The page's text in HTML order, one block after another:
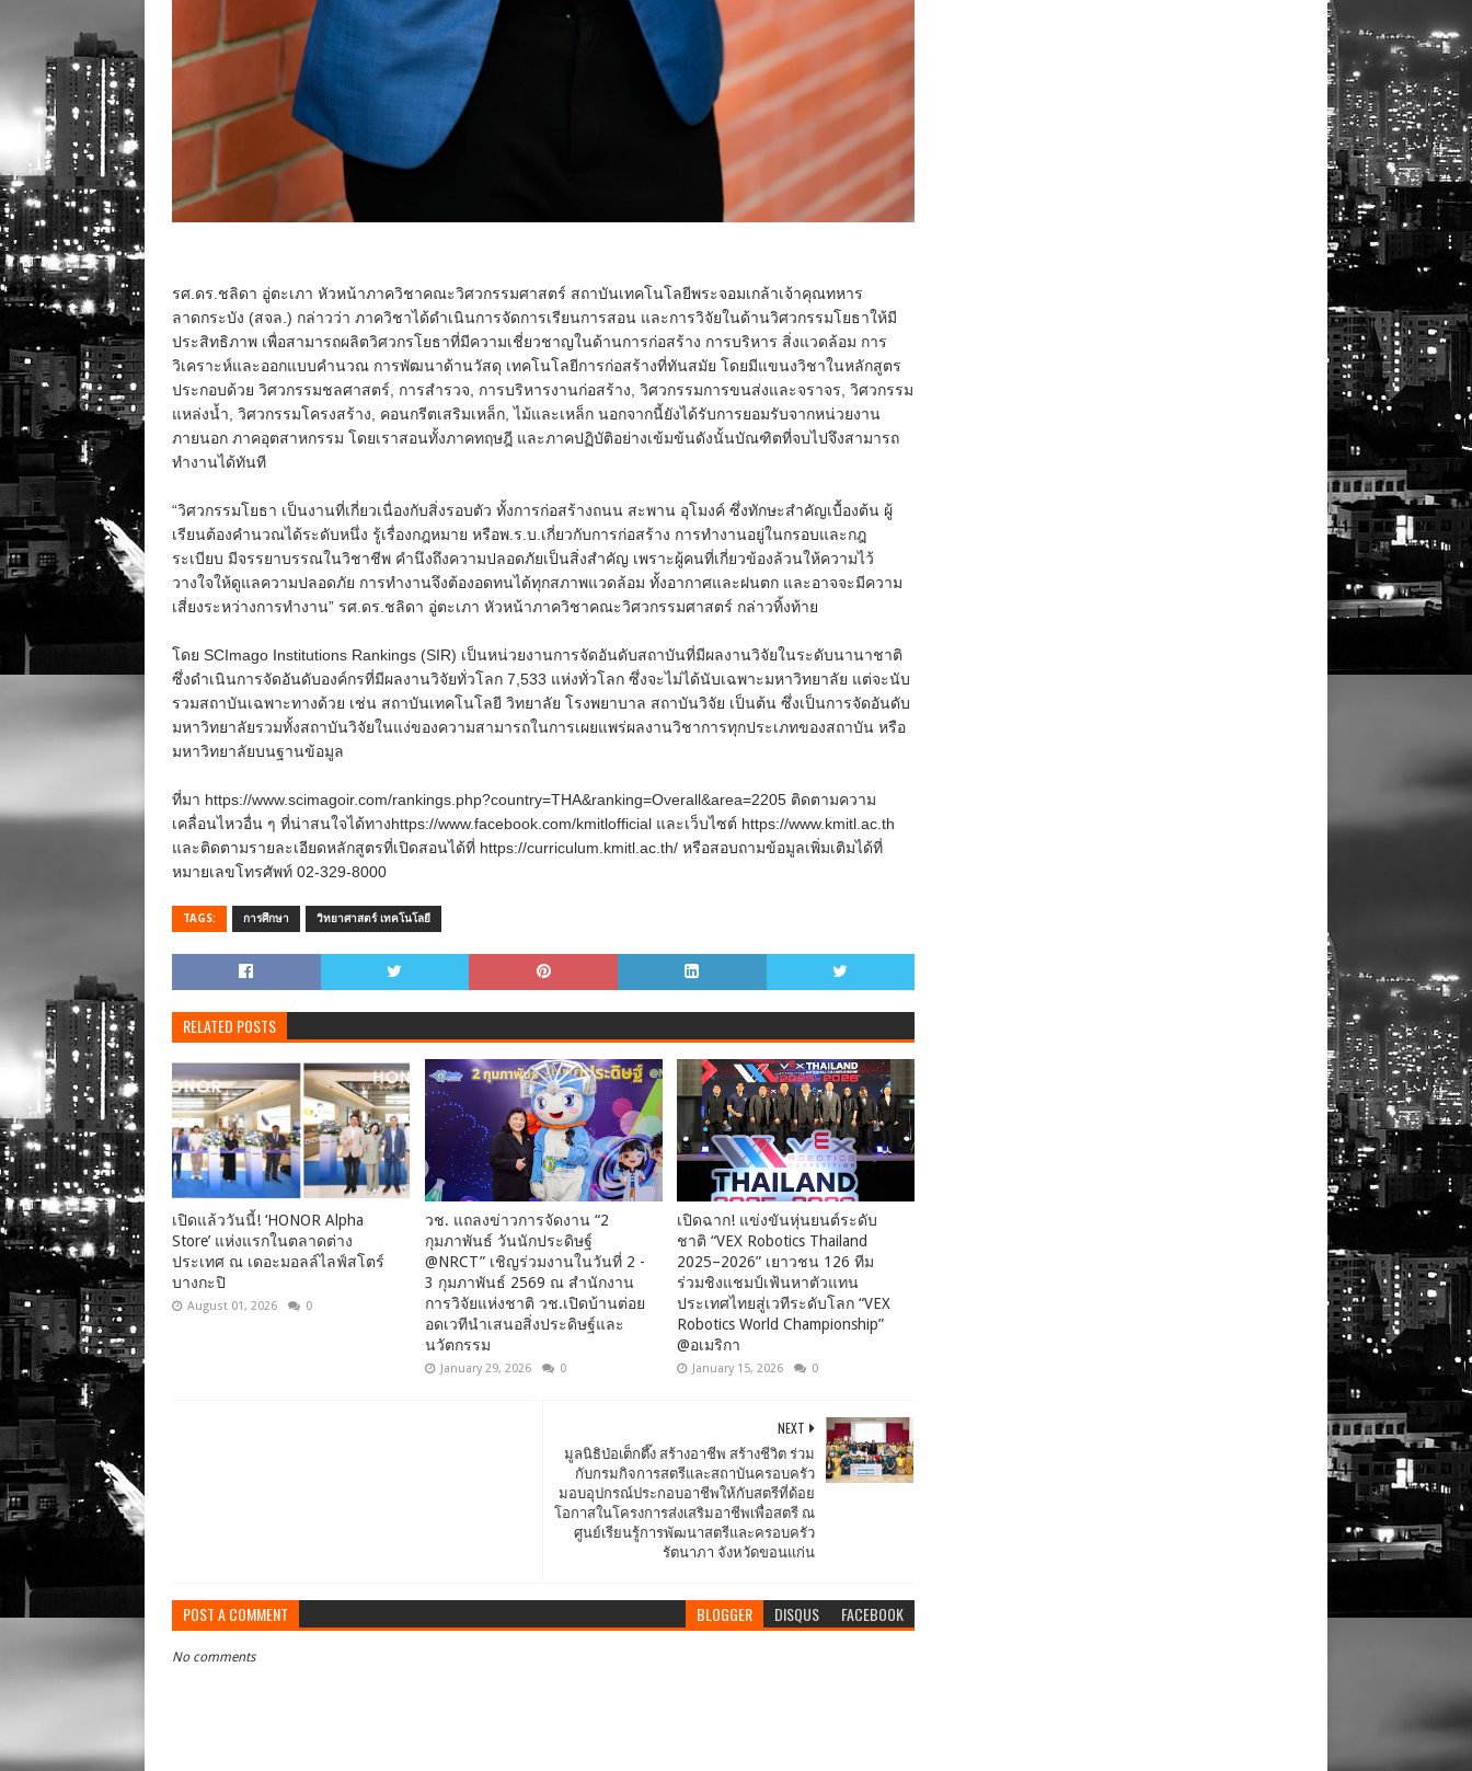
รศ.ดร.ชลิดา อู่ตะเภา หัวหน้าภาควิชาคณะวิศวกรรมศาสตร์ สถาบันเทคโนโลยีพระจอมเกล้าเจ้าคุณทหาร
ลาดกระบัง (สจล.) กล่าวว่า ภาควิชาได้ดําเนินการจัดการเรียนการสอน และการวิจัยในด้านวิศวกรรมโยธาให้มี
ประสิทธิภาพ เพื่อสามารถผลิตวิศวกรโยธาที่มีความเชี่ยวชาญในด้านการก่อสร้าง การบริหาร สิ่งแวดล้อม การ
วิเคราะห์และออกแบบคํานวณ การพัฒนาด้านวัสดุ เทคโนโลยีการก่อสร้างที่ทันสมัย โดยมีแขนงวิชาในหลักสูตร
ประกอบด้วย วิศวกรรมชลศาสตร์, การสํารวจ, การบริหารงานก่อสร้าง, วิศวกรรมการขนส่งและจราจร, วิศวกรรม
แหล่งนํ้า, วิศวกรรมโครงสร้าง, คอนกรีตเสริมเหล็ก, ไม้และเหล็ก นอกจากนี้ยังได้รับการยอมรับจากหน่วยงาน
ภายนอก ภาคอุตสาหกรรม โดยเราสอนทั้งภาคทฤษฎี และภาคปฏิบัติอย่างเข้มข้นดังนั้นบัณฑิตที่จบไปจึงสามารถ
ทำงานได้ทันที
“วิศวกรรมโยธา เป็นงานที่เกี่ยวเนื่องกับสิ่งรอบตัว ทั้งการก่อสร้างถนน สะพาน อุโมงค์ ซึ่งทักษะสำคัญเบื้องต้น ผู้
เรียนต้องคำนวณได้ระดับหนึ่ง รู้เรื่องกฎหมาย หรือพ.ร.บ.เกี่ยวกับการก่อสร้าง การทำงานอยู่ในกรอบและกฎ
ระเบียบ มีจรรยาบรรณในวิชาชีพ คำนึงถึงความปลอดภัยเป็นสิ่งสำคัญ เพราะผู้คนที่เกี่ยวข้องล้วนให้ความไว้
วางใจให้ดูแลความปลอดภัย การทำงานจึงต้องอดทนได้ทุกสภาพแวดล้อม ทั้งอากาศและฝนตก และอาจจะมีความ
เสี่ยงระหว่างการทำงาน” รศ.ดร.ชลิดา อู่ตะเภา หัวหน้าภาควิชาคณะวิศวกรรมศาสตร์ กล่าวทิ้งท้าย
โดย SCImago Institutions Rankings (SIR) เป็นหน่วยงานการจัดอันดับสถาบันที่มีผลงานวิจัยในระดับนานาชาติ
ซึ่งดำเนินการจัดอันดับองค์กรที่มีผลงานวิจัยทั่วโลก 7,533 แห่งทั่วโลก ซึ่งจะไม่ได้นับเฉพาะมหาวิทยาลัย แต่จะนับ
รวมสถาบันเฉพาะทางด้วย เช่น สถาบันเทคโนโลยี วิทยาลัย โรงพยาบาล สถาบันวิจัย เป็นต้น ซึ่งเป็นการจัดอันดับ
มหาวิทยาลัยรวมทั้งสถาบันวิจัยในแง่ของความสามารถในการเผยแพร่ผลงานวิชาการทุกประเภทของสถาบัน หรือ
มหาวิทยาลัยบนฐานข้อมูล
ที่มา https://www.scimagoir.com/rankings.php?country=THA&ranking=Overall&area=2205 ติดตามความ
เคลื่อนไหวอื่น ๆ ที่น่าสนใจได้ทางhttps://www.facebook.com/kmitlofficial และเว็บไซต์ https://www.kmitl.ac.th
และติดตามรายละเอียดหลักสูตรที่เปิดสอนได้ที่ https://curriculum.kmitl.ac.th/ หรือสอบถามข้อมูลเพิ่มเติมได้ที่
หมายเลขโทรศัพท์ 02-329-8000
TAGS: การศึกษา วิทยาศาสตร์ เทคโนโลยี
RELATED POSTS
เปิดแล้ววันนี้! ‘HONOR Alpha
Store’ แห่งแรกในตลาดต่าง
ประเทศ ณ เดอะมอลล์ไลฟ์สโตร์
บางกะปิ
August 01, 2026 0
วช. แถลงข่าวการจัดงาน “2
กุมภาพันธ์ วันนักประดิษฐ์
@NRCT” เชิญร่วมงานในวันที่ 2 -
3 กุมภาพันธ์ 2569 ณ สำนักงาน
การวิจัยแห่งชาติ วช.เปิดบ้านต่อย
อดเวทีนำเสนอสิ่งประดิษฐ์และ
นวัตกรรม
January 29, 2026 0
เปิดฉาก! แข่งขันหุ่นยนต์ระดับ
ชาติ “VEX Robotics Thailand
2025–2026” เยาวชน 126 ทีม
ร่วมชิงแชมป์เฟ้นหาตัวแทน
ประเทศไทยสู่เวทีระดับโลก “VEX
Robotics World Championship”
@อเมริกา
January 15, 2026 0
NEXT
มูลนิธิป่อเต็กตึ๊ง สร้างอาชีพ สร้างชีวิต ร่วม
กับกรมกิจการสตรีและสถาบันครอบครัว
มอบอุปกรณ์ประกอบอาชีพให้กับสตรีที่ด้อย
โอกาสในโครงการส่งเสริมอาชีพเพื่อสตรี ณ
ศูนย์เรียนรู้การพัฒนาสตรีและครอบครัว
รัตนาภา จังหวัดขอนแก่น
POST A COMMENT BLOGGER DISQUS FACEBOOK
No comments